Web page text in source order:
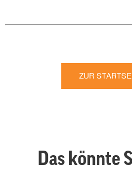
ZUR
Das könnte